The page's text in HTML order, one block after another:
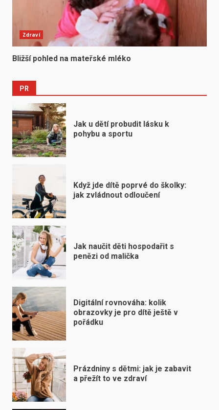
Zdraví
Bližší pohled na mateřské mléko
PR
Jak u dětí probudit lásku k
pohybu a sportu
Když jde dítě poprvé do školky:
jak zvládnout odloučení
Jak naučit děti hospodařit s
penězi od malička
Digitální rovnováha: kolik
obrazovky je pro dítě ještě v
pořádku
Prázdniny s dětmi: jak je zabavit
a přežít to ve zdraví